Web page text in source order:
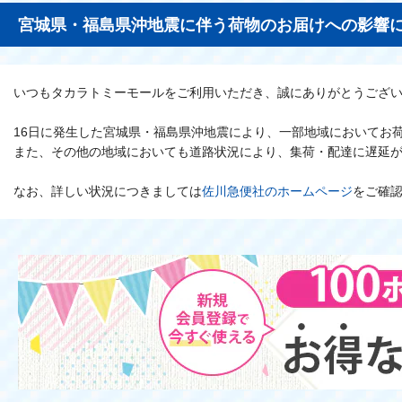
宮城県・福島県沖地震に伴う荷物のお届けへの影響
いつもタカラトミーモールをご利用いただき、誠にありがとうござ
16日に発生した宮城県・福島県沖地震により、一部地域においてお
また、その他の地域においても道路状況により、集荷・配達に遅延
なお、詳しい状況につきましては佐川急便社のホームページをご確